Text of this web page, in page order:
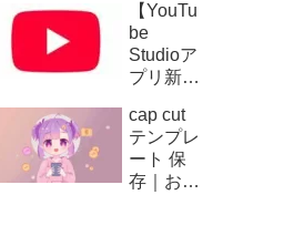
【YouTu
be
Studioア
プリ新機
チャンネ
ルの収
益・支払
い履歴が
cap cut
テンプレ
ート 保
存｜お気